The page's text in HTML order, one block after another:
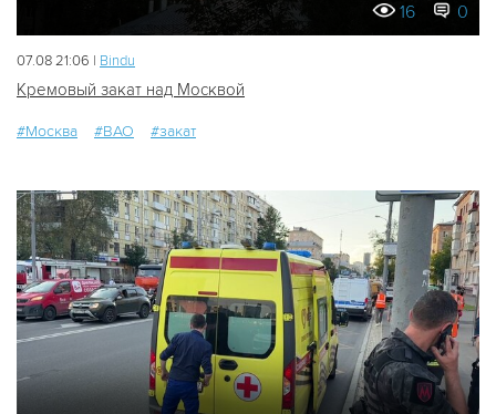
16 0
07.08 21:06 | Bindu
Кремовый закат над Москвой
#Москва #ВАО #закат